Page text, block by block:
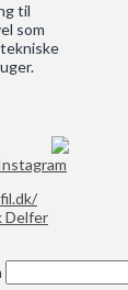
til
som
Delfer